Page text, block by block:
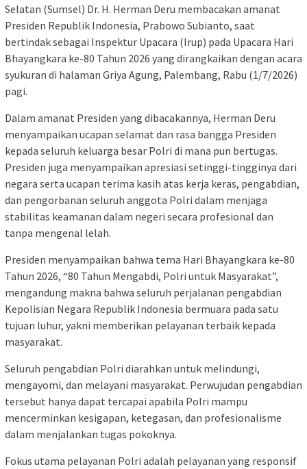
Selatan (Sumsel) Dr. H. Herman Deru membacakan amanat
Presiden Republik Indonesia, Prabowo Subianto, saat
bertindak sebagai Inspektur Upacara (Irup) pada Upacara Hari
Bhayangkara ke-80 Tahun 2026 yang dirangkaikan dengan acara
syukuran di halaman Griya Agung, Palembang, Rabu (1/7/2026)
pagi.
Dalam amanat Presiden yang dibacakannya, Herman Deru
menyampaikan ucapan selamat dan rasa bangga Presiden
kepada seluruh keluarga besar Polri di mana pun bertugas.
Presiden juga menyampaikan apresiasi setinggi-tingginya dari
negara serta ucapan terima kasih atas kerja keras, pengabdian,
dan pengorbanan seluruh anggota Polri dalam menjaga
stabilitas keamanan dalam negeri secara profesional dan
tanpa mengenal lelah.
Presiden menyampaikan bahwa tema Hari Bhayangkara ke-80
Tahun 2026, “80 Tahun Mengabdi, Polri untuk Masyarakat”,
mengandung makna bahwa seluruh perjalanan pengabdian
Kepolisian Negara Republik Indonesia bermuara pada satu
tujuan luhur, yakni memberikan pelayanan terbaik kepada
masyarakat.
Seluruh pengabdian Polri diarahkan untuk melindungi,
mengayomi, dan melayani masyarakat. Perwujudan pengabdian
tersebut hanya dapat tercapai apabila Polri mampu
mencerminkan kesigapan, ketegasan, dan profesionalisme
dalam menjalankan tugas pokoknya.
Fokus utama pelayanan Polri adalah pelayanan yang responsif